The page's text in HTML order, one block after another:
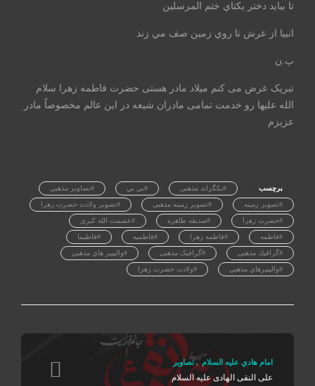
تا بيايد دختر يكتاي ختم المرسلين
انبيا از عرش تا روي زمين صف مي زند
پ.ن
تبریک عرض می کنم میلاد مادر هستی حضرت فاطمه زهرا سلام
الله علیها رو خدمت تمامی مادران شیعه در این عالم مخصوصاً مادر
عزیزم
برچسب #بکگراند مذهبی #بي بي #تصاویر مذهبی
#تصویر زمینه #تصویر زمینه مذهبی #تصویر ولادت حضرت زهرا
#حضرت زهرا #صدیقه طاهره #عصمت الله کبری
#فاطمه #فاطمه زهرا #فاطميه #فاطيما
#گرافيك مذهبي #گرافیک مذهبی #والپيپر هاي مذهبي
#والپيپرهاي مذهبي #ولادت حضرت زهرا
امام هادي عليه السلام ,تصاوير
علی النقی الهادی علیه السلام